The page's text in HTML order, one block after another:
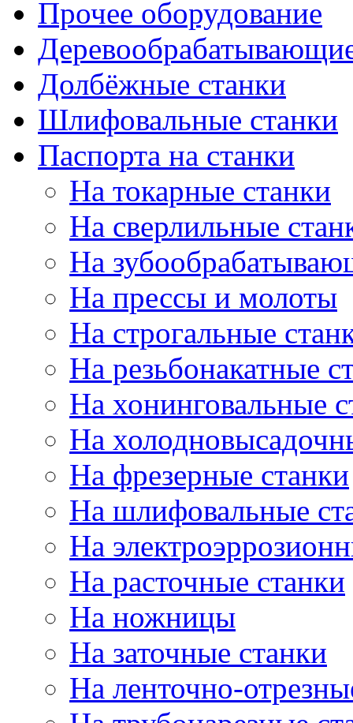
Прочее оборудование
Долбёжные станки
Шлифовальные станки
Паспорта на станки
На токарные станки
На сверлильные
На
На прессы и молоты
На строгальные
На резьбонакатные
На хонинговальные
На
На фрезерные станки
На шлифовальные
На
На расточные станки
На ножницы
На заточные станки
На ленточно-